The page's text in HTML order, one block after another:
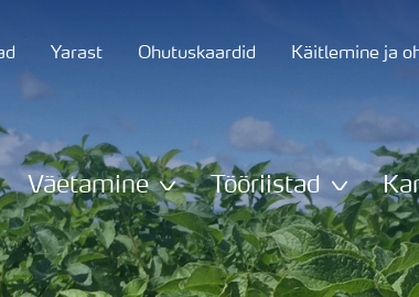
Yarast Ohutuskaardid Käitlemine ja
Väetamine Tööriistad